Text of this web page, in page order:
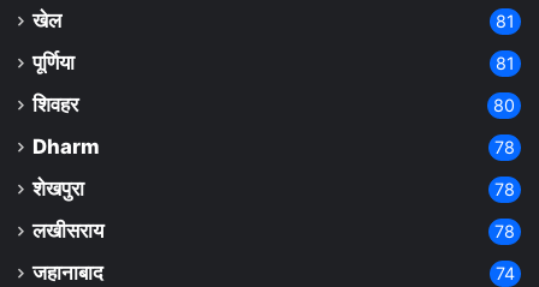
खेल 81
पूर्णिया 81
शिवहर 80
Dharm 78
शेखपुरा 78
लखीसराय 78
जहानाबाद 74